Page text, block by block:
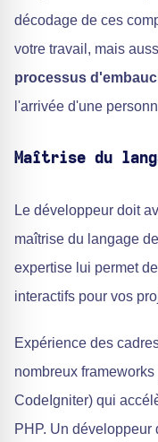
décodage de ces
votre travail, mais
processus
l'arrivée d'une
Maîtrise du
Le développeur doit
maîtrise du langage
expertise lui permet
interactifs pour vos
Expérience des
nombreux
CodeIgniter) qui
PHP. Un